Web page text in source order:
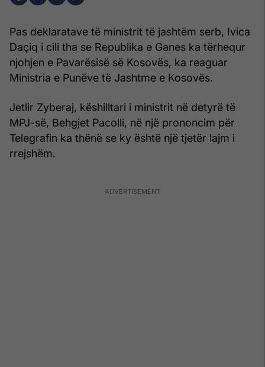
Pas deklaratave të ministrit të jashtëm serb, Ivica
Daçiq i cili tha se Republika e Ganes ka tërhequr
njohjen e Pavarësisë së Kosovës, ka reaguar
Ministria e Punëve të Jashtme e Kosovës.
Jetlir Zyberaj, këshilltari i ministrit në detyrë të
MPJ-së, Behgjet Pacolli, në një prononcim për
Telegrafin ka thënë se ky është një tjetër lajm i
rrejshëm.